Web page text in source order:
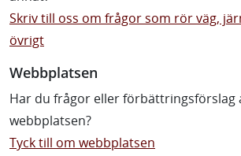
Skriv till oss om frågor som rör väg,
övrigt
Webbplatsen
Har du frågor eller förbättringsförslag
webbplatsen?
Tyck till om webbplatsen